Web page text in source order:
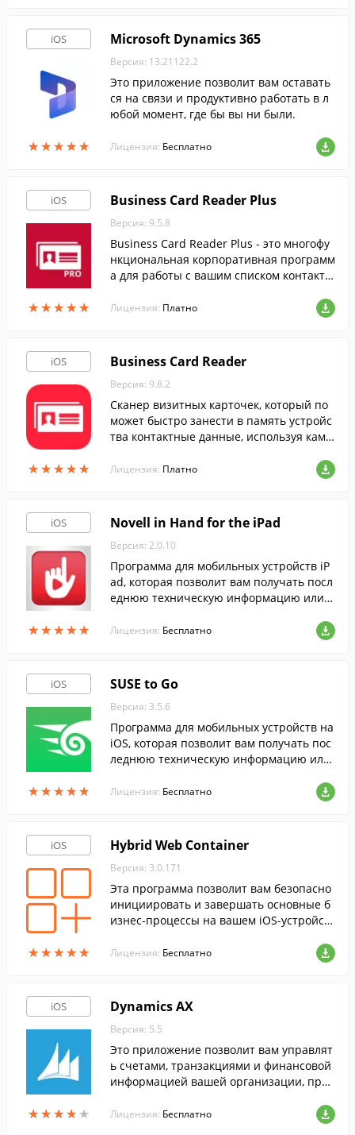
iOS
★★★★★
★★★★★
Microsoft Dynamics 365
Версия: 13.21122.2
Это приложение позволит вам оставать
ся на связи и продуктивно работать в л
юбой момент, где бы вы ни были.
Лицензия: Бесплатно
iOS
★★★★★
★★★★★
Business Card Reader Plus
Версия: 9.5.8
Business Card Reader Plus - это многофу
нкциональная корпоративная программ
а для работы с вашим списком контакто
Лицензия: Платно
iOS
★★★★★
★★★★★
Business Card Reader
Версия: 9.8.2
Сканер визитных карточек, который по
может быстро занести в память устройс
тва контактные данные, используя каме
Лицензия: Платно
iOS
★★★★★
★★★★★
Novell in Hand for the iPad
Версия: 2.0.10
Программа для мобильных устройств iP
ad, которая позволит вам получать посл
еднюю техническую информацию или и
т.
Лицензия: Бесплатно
iOS
★★★★★
★★★★★
SUSE to Go
Версия: 3.5.6
Программа для мобильных устройств на
iOS, которая позволит вам получать пос
леднюю техническую информацию или
нт.
Лицензия: Бесплатно
iOS
★★★★★
★★★★★
Hybrid Web Container
Версия: 3.0.171
Эта программа позволит вам безопасно
инициировать и завершать основные б
изнес-процессы на вашем iOS-устройст
Лицензия: Бесплатно
iOS
★★★★ ★
★★★★ ★
Dynamics AX
Версия: 5.5
Это приложение позволит вам управлят
ь счетами, транзакциями и финансовой
информацией вашей организации, при
Лицензия: Бесплатно